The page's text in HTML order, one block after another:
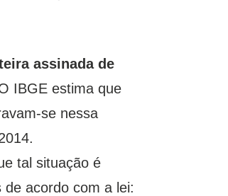
assinada de
IBGE estima que
se nessa
tal situação é
acordo com a lei: